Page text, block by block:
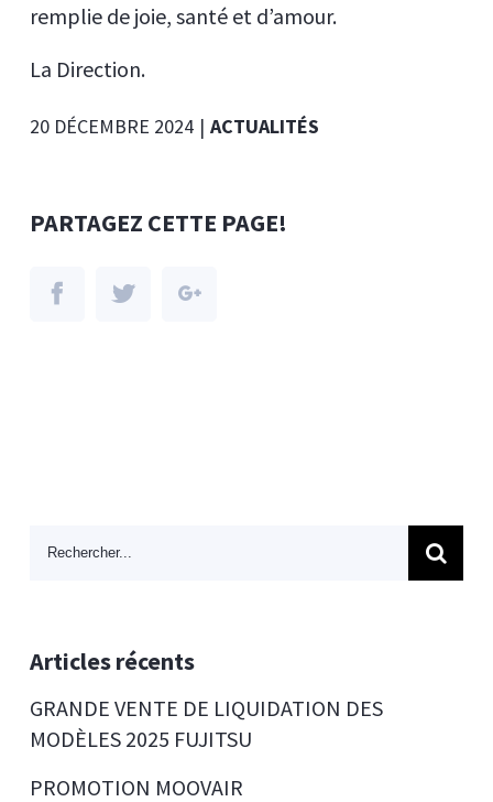
remplie de joie, santé et d’amour.
La Direction.
20 DÉCEMBRE 2024 | ACTUALITÉS
PARTAGEZ CETTE PAGE!
FacebookTwitterGoogle+
Articles récents
GRANDE VENTE DE LIQUIDATION DES
MODÈLES 2025 FUJITSU
PROMOTION MOOVAIR